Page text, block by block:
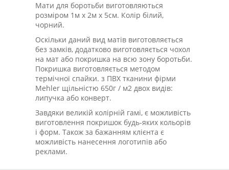
Мати для боротьби виготовляються
розміром 1м х 2м х 5см. Колір білий,
чорний.
Оскільки даний вид матів виготовляється
без замків, додатково виготовляється чохол
на мат або покришка на всю зону боротьби.
Покришка виготовляється методом
термічної спайки. з ПВХ тканини фірми
Mehler щільністю 650г / м2 двох видів:
липучка або конверт.
Завдяки великій колірній гамі, є можливість
виготовлення покришок будь-яких кольорів
і форм. Також за бажанням клієнта є
можливість нанесення логотипів або
реклами.